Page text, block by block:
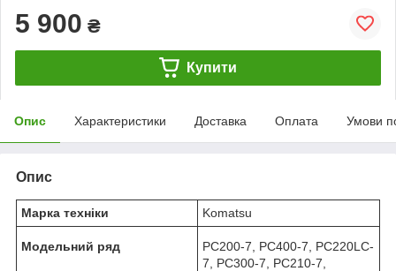
5 900 ₴
Купити
Опис Характеристики Доставка Оплата Умови
Опис
Марка техніки Komatsu
Модельний ряд
PC200-7, PC400-7, PC220LC-
7, PC300-7, PC210-7,